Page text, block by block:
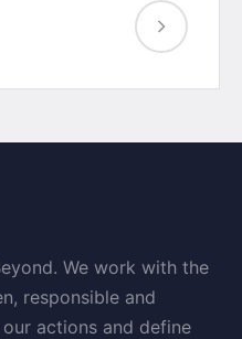
We work with the
responsible and
actions and define